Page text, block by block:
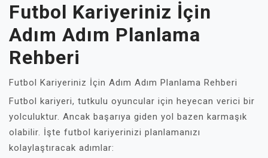
Futbol Kariyeriniz İçin
Adım Adım Planlama
Rehberi
Futbol Kariyeriniz İçin Adım Adım Planlama Rehberi
Futbol kariyeri, tutkulu oyuncular için heyecan verici bir
yolculuktur. Ancak başarıya giden yol bazen karmaşık
olabilir. İşte futbol kariyerinizi planlamanızı
kolaylaştıracak adımlar: